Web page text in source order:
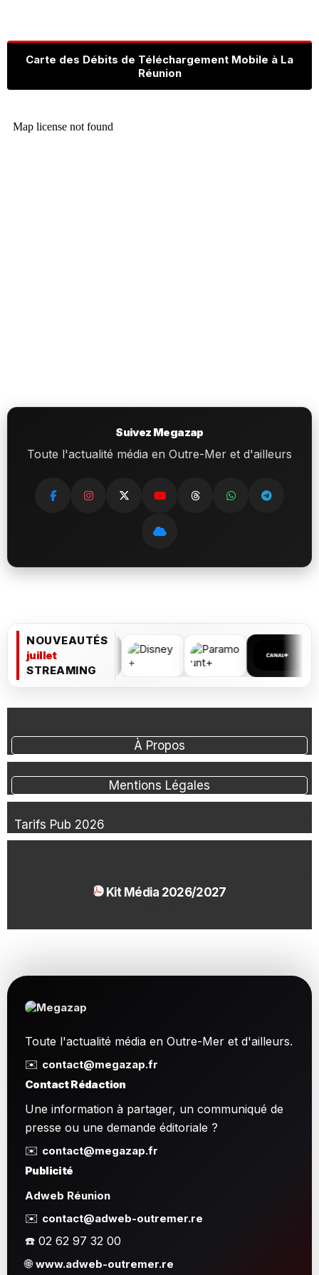
Carte des Débits de Téléchargement Mobile à La
Réunion
Suivez Megazap
Toute l'actualité média en Outre-Mer et d'ailleurs
NOUVEAUTÉS
juillet
STREAMING
À Propos
Mentions Légales
Tarifs Pub 2026
Kit Média 2026/2027
Toute l'actualité média en Outre-Mer et d'ailleurs.
✉️ contact@megazap.fr
Contact Rédaction
Une information à partager, un communiqué de
presse ou une demande éditoriale ?
✉️ contact@megazap.fr
Publicité
Adweb Réunion
✉️ contact@adweb-outremer.re
☎️ 02 62 97 32 00
🌐www.adweb-outremer.re